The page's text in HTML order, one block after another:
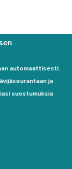
automaattisesti.
ja
suostumuksia